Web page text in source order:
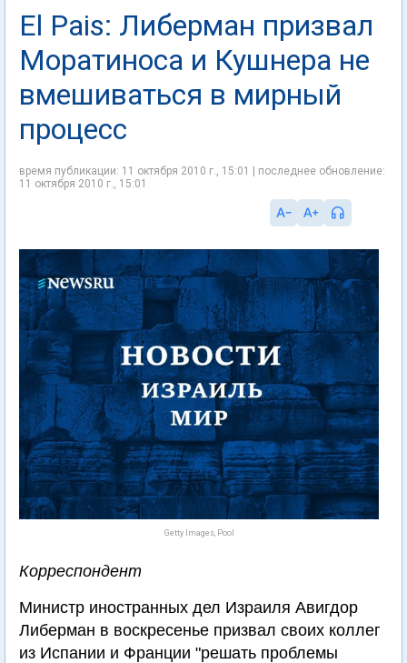
El Pais: Либерман призвал
Моратиноса и Кушнера не
вмешиваться в мирный
процесс
время публикации: 11 октября 2010 г., 15:01 | последнее обновление:
11 октября 2010 г., 15:01
Getty Images, Pool
Корреспондент
Министр иностранных дел Израиля Авигдор
Либерман в воскресенье призвал своих коллег
из Испании и Франции "решать проблемы